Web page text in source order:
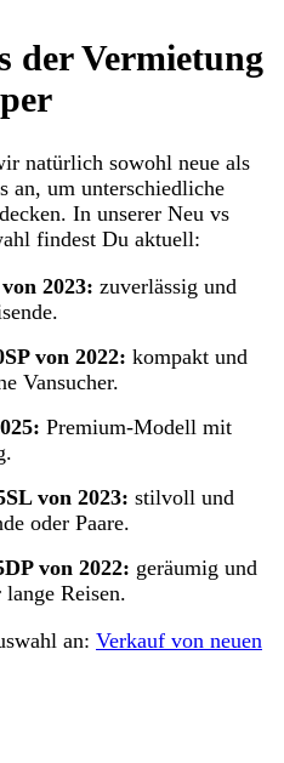
der Vermietung
natürlich sowohl neue als
an, um unterschiedliche
In unserer Neu vs
findest Du aktuell:
2023: zuverlässig und
von 2022: kompakt und
Vansucher.
Premium-Modell mit
von 2023: stilvoll und
oder Paare.
von 2022: geräumig und
Reisen.
an: Verkauf von neuen